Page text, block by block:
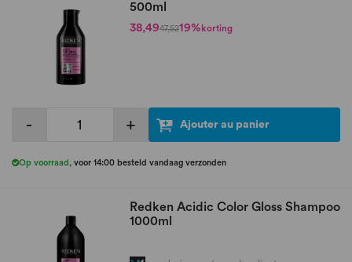
500ml
38,4947,5219% korting
- + Ajouter au panier
Op voorraad , voor 14:00 besteld vandaag verzonden
Redken Acidic Color Gloss Shampoo
1000ml